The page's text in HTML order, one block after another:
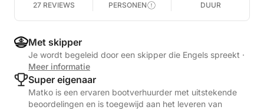
27 REVIEWS PERSONEN DUUR
Met skipper
Je wordt begeleid door een skipper die Engels spreekt ·
Meer informatie
Super eigenaar
Matko is een ervaren bootverhuurder met uitstekende
beoordelingen en is toegewijd aan het leveren van